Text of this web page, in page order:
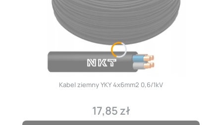
Kabel ziemny YKY 4x6mm2 0,6/1kV
Cena
17,85 zł